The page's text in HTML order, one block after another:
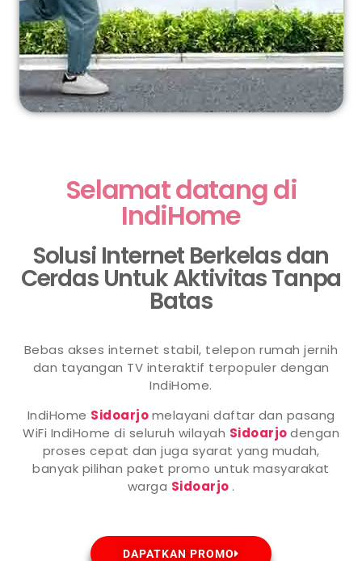
Selamat datang di
IndiHome
Solusi Internet Berkelas dan
Cerdas Untuk Aktivitas Tanpa
Batas
Bebas akses internet stabil, telepon rumah jernih
dan tayangan TV interaktif terpopuler dengan
IndiHome.
IndiHome Sidoarjomelayani daftar dan pasang
WiFi IndiHome di seluruh wilayah Sidoarjodengan
proses cepat dan juga syarat yang mudah,
banyak pilihan paket promo untuk masyarakat
warga Sidoarjo .
DAPATKAN PROMO